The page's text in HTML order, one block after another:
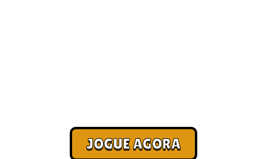
JOGUE AGORA